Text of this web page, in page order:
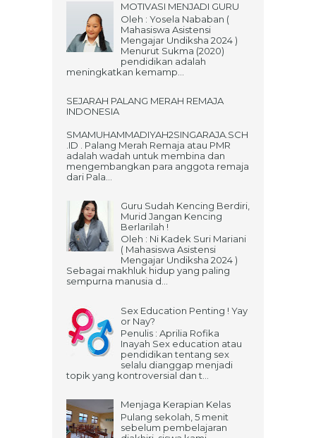
MOTIVASI MENJADI GURU
Oleh : Yosela Nababan (
Mahasiswa Asistensi
Mengajar Undiksha 2024 )
Menurut Sukma (2020)
pendidikan adalah
meningkatkan kemamp...
SEJARAH PALANG MERAH REMAJA
INDONESIA
SMAMUHAMMADIYAH2SINGARAJA.SCH
.ID . Palang Merah Remaja atau PMR
adalah wadah untuk membina dan
mengembangkan para anggota remaja
dari Pala...
Guru Sudah Kencing Berdiri,
Murid Jangan Kencing
Berlarilah !
Oleh : Ni Kadek Suri Mariani
( Mahasiswa Asistensi
Mengajar Undiksha 2024 )
Sebagai makhluk hidup yang paling
sempurna manusia d...
Sex Education Penting ! Yay
or Nay?
Penulis : Aprilia Rofika
Inayah Sex education atau
pendidikan tentang sex
selalu dianggap menjadi
topik yang kontroversial dan t...
Menjaga Kerapian Kelas
Pulang sekolah, 5 menit
sebelum pembelajaran